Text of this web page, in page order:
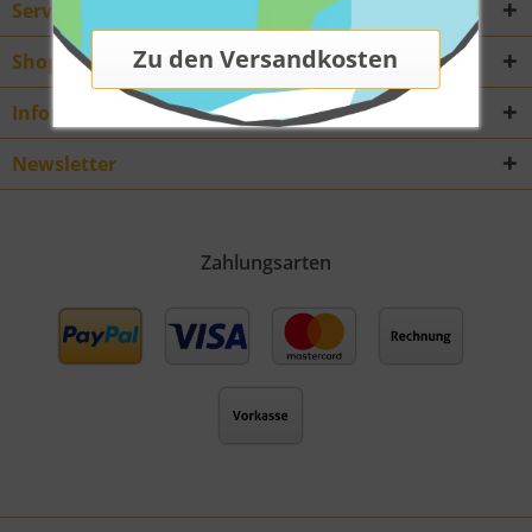
Service Hotline
Shop Service
Informationen
Newsletter
Zahlungsarten